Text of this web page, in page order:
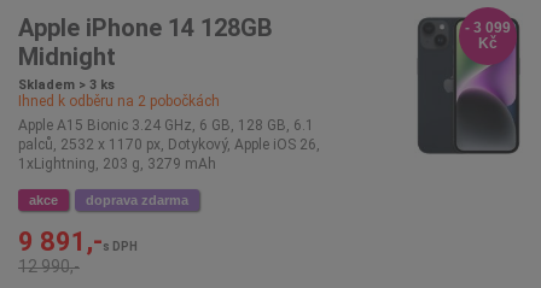
Apple iPhone 14 128GB
Midnight
Skladem > 3 ks
Ihned k odběru na 2 pobočkách
Apple A15 Bionic 3.24 GHz, 6 GB, 128 GB, 6.1
palců, 2532 x 1170 px, Dotykový, Apple iOS 26,
1xLightning, 203 g, 3279 mAh
akce doprava zdarma
- 3 099
Kč
9 891,-s DPH
12 990,-